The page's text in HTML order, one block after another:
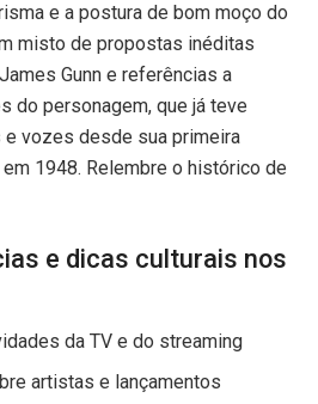
e a postura de bom moço do
misto de propostas inéditas
Gunn e referências a
do personagem, que já teve
vozes desde sua primeira
1948. Relembre o histórico de
e dicas culturais nos
da TV e do streaming
artistas e lançamentos